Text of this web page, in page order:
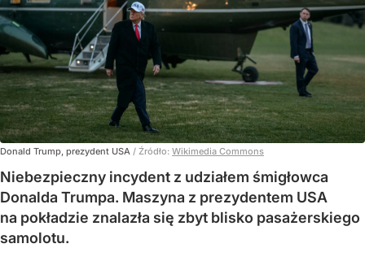
Donald Trump, prezydent USA / Źródło: Wikimedia Commons
Niebezpieczny incydent z udziałem śmigłowca
Donalda Trumpa. Maszyna z prezydentem USA
na pokładzie znalazła się zbyt blisko pasażerskiego
samolotu.